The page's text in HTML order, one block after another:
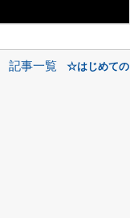
記事一覧 ☆はじめて